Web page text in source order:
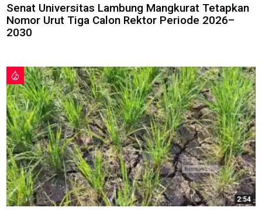
Senat Universitas Lambung Mangkurat Tetapkan
Nomor Urut Tiga Calon Rektor Periode 2026–
2030
2:54